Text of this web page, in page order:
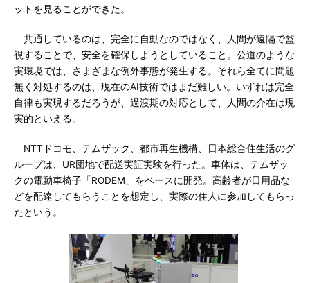
ットを見ることができた。
共通しているのは、完全に自動なのではなく、人間が遠隔で監
視することで、安全を確保しようとしていること。公道のような
実環境では、さまざまな例外事態が発生する。それら全てに問題
無く対処するのは、現在のAI技術ではまだ難しい。いずれは完全
自律も実現するだろうが、過渡期の対応として、人間の介在は現
実的といえる。
NTTドコモ、テムザック、都市再生機構、日本総合住生活のグ
ループは、UR団地で配送実証実験を行った。車体は、テムザッ
クの電動車椅子「RODEM」をベースに開発。高齢者が日用品な
どを配達してもらうことを想定し、実際の住人に参加してもらっ
たという。